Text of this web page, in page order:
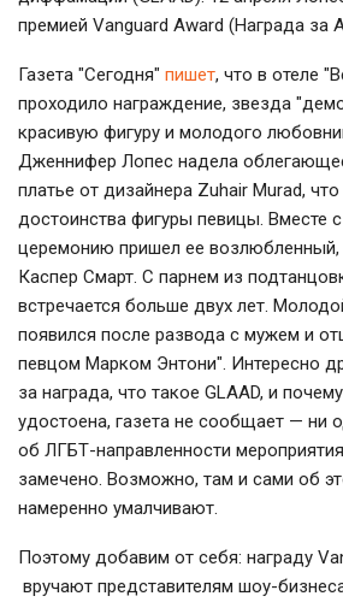
премией Vanguard Award (Награда за
Газета "Сегодня" пишет, что в отеле
проходило награждение, звезда
красивую фигуру и молодого
Дженнифер Лопес надела
платье от дизайнера Zuhair Murad,
достоинства фигуры певицы. Вместе
церемонию пришел ее возлюбленный,
Каспер Смарт. С парнем из
встречается больше двух лет.
появился после развода с мужем и
певцом Марком Энтони". Интересно
за награда, что такое GLAAD, и
удостоена, газета не сообщает — ни
об ЛГБТ-направленности
замечено. Возможно, там и сами об
намеренно умалчивают.
Поэтому добавим от себя: награду
вручают представителям шоу-